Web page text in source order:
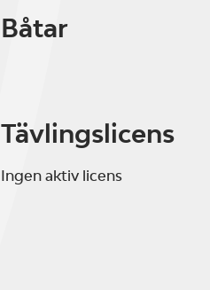
Båtar
Tävlingslicens
Ingen aktiv licens